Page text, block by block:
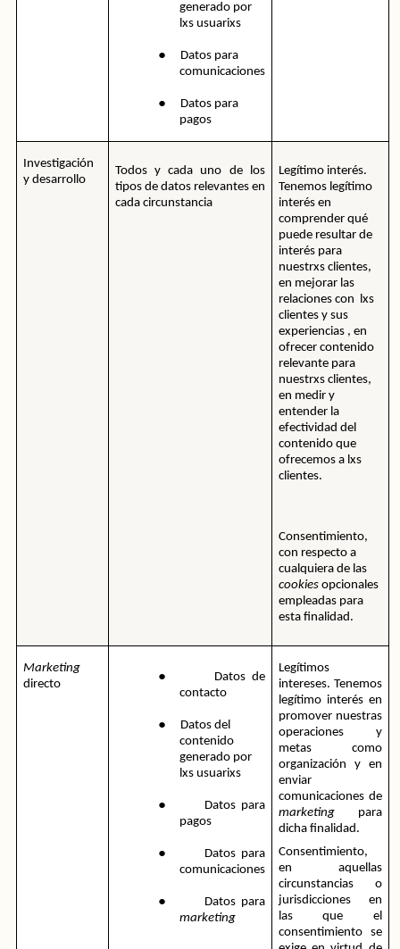
generado por
lxs usuarixs
●
Datos para
comunicaciones
●
Datos para
pagos
Investigación
y desarrollo
Todos y cada uno de los
tipos de datos relevantes en
cada circunstancia
Legítimo interés.
Tenemos legítimo
interés en
comprender qué
puede resultar de
interés para
nuestrxs clientes,
en mejorar las
relaciones con  lxs
clientes y sus
experiencias , en
ofrecer contenido
relevante para
nuestrxs clientes,
en medir y
entender la
efectividad del
contenido que
ofrecemos a lxs
clientes.
Consentimiento,
con respecto a
cualquiera de las
cookies opcionales
empleadas para
esta finalidad.
Marketing
directo
●
Datos de
contacto
●
Datos del
contenido
generado por
lxs usuarixs
●
Datos para
pagos
●
Datos para
comunicaciones
●
Datos para
marketing
Legítimos
intereses. Tenemos
legítimo interés en
promover nuestras
operaciones y
metas como
organización y en
enviar
comunicaciones de
marketing para
dicha finalidad.
Consentimiento,
en aquellas
circunstancias o
jurisdicciones en
las que el
consentimiento se